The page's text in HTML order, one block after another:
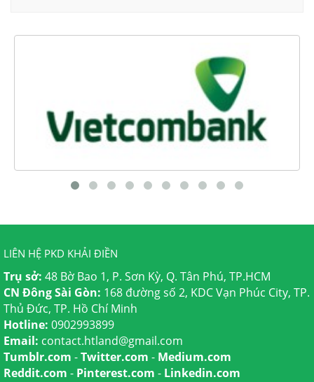
LIÊN HỆ PKD KHẢI ĐIỀN
Trụ sở: 48 Bờ Bao 1, P. Sơn Kỳ, Q. Tân Phú, TP.HCM
CN Đông Sài Gòn: 168 đường số 2, KDC Vạn Phúc City, TP.
Thủ Đức, TP. Hồ Chí Minh
Hotline: 0902993899
Email: contact.htland@gmail.com
Tumblr.com -Twitter.com - Medium.com
Reddit.com - Pinterest.com - Linkedin.com